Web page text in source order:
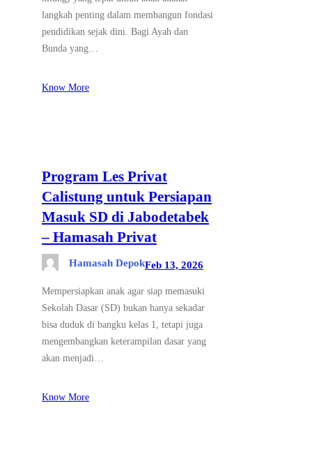
langkah penting dalam membangun fondasi
pendidikan sejak dini. Bagi Ayah dan
Bunda yang…
Know More
Program Les Privat
Calistung untuk Persiapan
Masuk SD di Jabodetabek
– Hamasah Privat
Hamasah DepokFeb 13, 2026
Mempersiapkan anak agar siap memasuki
Sekolah Dasar (SD) bukan hanya sekadar
bisa duduk di bangku kelas 1, tetapi juga
mengembangkan keterampilan dasar yang
akan menjadi…
Know More